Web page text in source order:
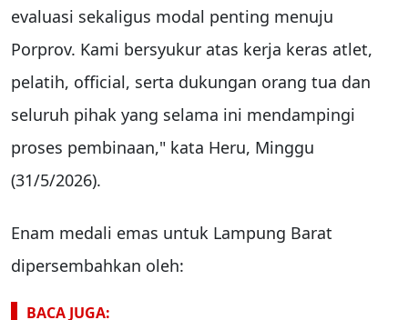
evaluasi sekaligus modal penting menuju
Porprov. Kami bersyukur atas kerja keras atlet,
pelatih, official, serta dukungan orang tua dan
seluruh pihak yang selama ini mendampingi
proses pembinaan," kata Heru, Minggu
(31/5/2026).
Enam medali emas untuk Lampung Barat
dipersembahkan oleh:
BACA JUGA: